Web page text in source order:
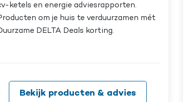
ketels en energie adviesrapporten.
om je huis te verduurzamen mét
DELTA Deals korting.
Bekijk producten & advies